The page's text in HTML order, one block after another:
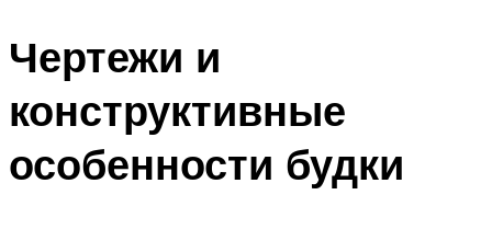
Чертежи и
конструктивные
особенности будки